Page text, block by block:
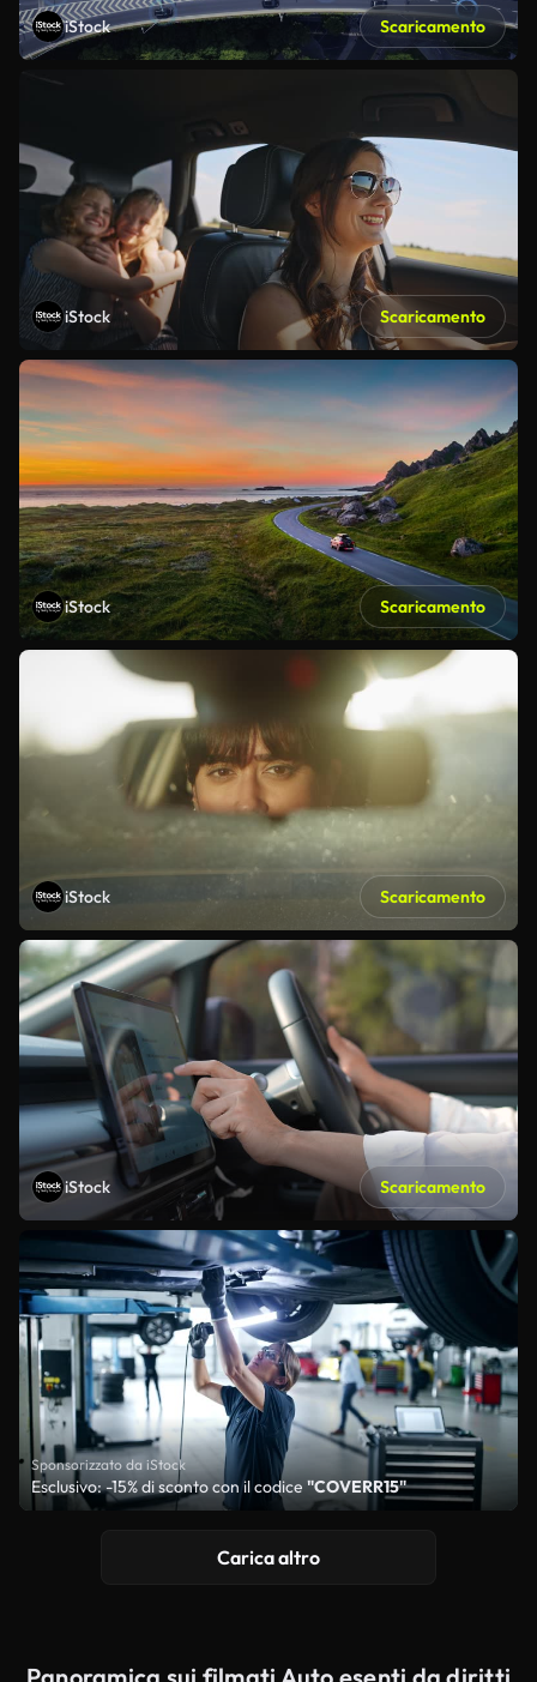
iStock Scaricamento
iStock Scaricamento
iStock Scaricamento
iStock Scaricamento
iStock Scaricamento
Sponsorizzato da iStock
Esclusivo: -15% di sconto con il codice "COVERR15"
Carica altro